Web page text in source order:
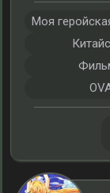
Моя